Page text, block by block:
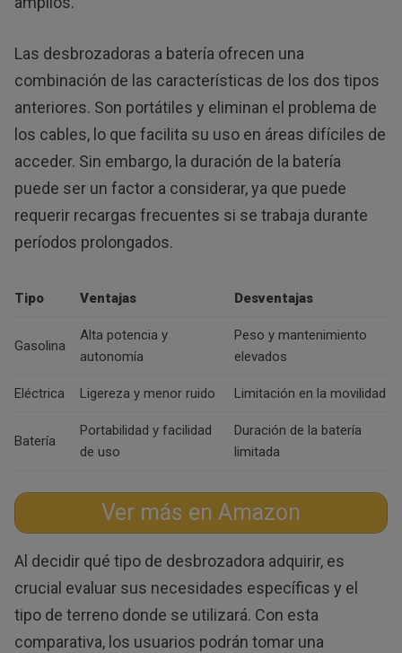
Las desbrozadoras a batería ofrecen una
combinación de las características de los dos tipos
anteriores. Son portátiles y eliminan el problema de
los cables, lo que facilita su uso en áreas difíciles de
acceder. Sin embargo, la duración de la batería
puede ser un factor a considerar, ya que puede
requerir recargas frecuentes si se trabaja durante
períodos prolongados.
Tipo Ventajas Desventajas
Gasolina
Alta potencia y
autonomía
Peso y mantenimiento
elevados
Eléctrica Ligereza y menor ruido Limitación en la movilidad
Batería
Portabilidad y facilidad
de uso
Duración de la batería
limitada
Ver más en Amazon
Al decidir qué tipo de desbrozadora adquirir, es
crucial evaluar sus necesidades específicas y el
tipo de terreno donde se utilizará. Con esta
comparativa, los usuarios podrán tomar una